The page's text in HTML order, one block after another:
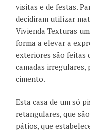
visitas e de festas.
decidiram utilizar
Vivienda Texturas
forma a elevar a
exteriores são feitas
camadas
cimento.
Esta casa de um só
retangulares, que
pátios, que